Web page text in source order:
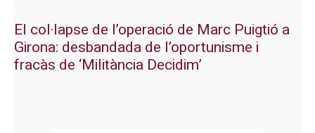
El col·lapse de l’operació de Marc Puigtió a
Girona: desbandada de l’oportunisme i
fracàs de ‘Militància Decidim’